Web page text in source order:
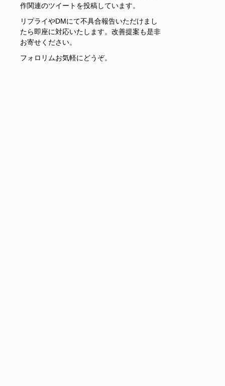
作関連のツイートを投稿しています。
リプライやDMにて不具合報告いただけまし
たら即座に対応いたします。改善提案も是非
お寄せください。
フォロリムお気軽にどうぞ。